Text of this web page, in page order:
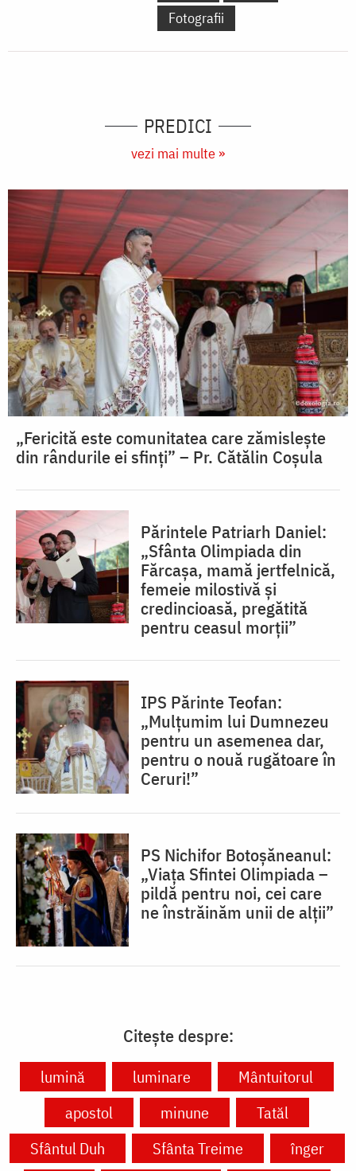
Fotografii
PREDICI
vezi mai multe »
„Fericită este comunitatea care zămislește
din rândurile ei sfinți” – Pr. Cătălin Coșula
Părintele Patriarh Daniel:
„Sfânta Olimpiada din
Fărcașa, mamă jertfelnică,
femeie milostivă și
credincioasă, pregătită
pentru ceasul morții”
IPS Părinte Teofan:
„Mulțumim lui Dumnezeu
pentru un asemenea dar,
pentru o nouă rugătoare în
Ceruri!”
PS Nichifor Botoșăneanul:
„Viața Sfintei Olimpiada –
pildă pentru noi, cei care
ne înstrăinăm unii de alții”
Citește despre:
lumină luminare
Mântuitorul
apostol
minune
Tatăl
Sfântul Duh
Sfânta Treime
înger